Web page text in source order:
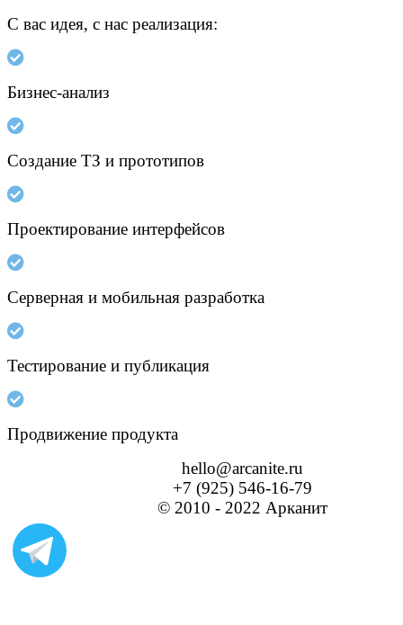
С вас идея, с нас реализация:
Бизнес-анализ
Создание ТЗ и прототипов
Проектирование интерфейсов
Серверная и мобильная разработка
Тестирование и публикация
Продвижение продукта
hello@arcanite.ru
+7 (925) 546-16-79
© 2010 - 2022 Арканит